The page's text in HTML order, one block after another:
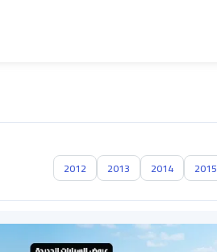
2015
2014
2013
2012